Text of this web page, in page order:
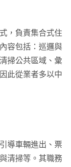
，負責集合式住
容包括：巡邏與
掃公共區域、彙
此從業者多以中
導車輛進出、票
清掃等。其職務